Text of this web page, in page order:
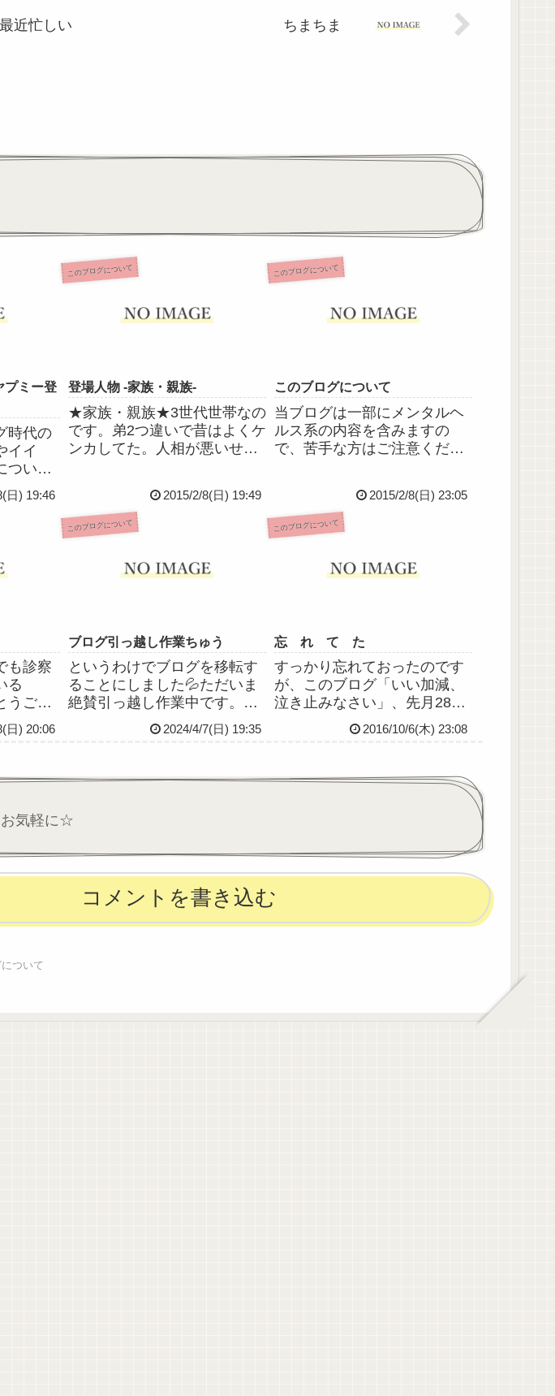
最近忙しい ちまちま
プミー登
時代の
イイ
ついて
すm(_
ー登録
や解除
ださ
日) 19:46
このブログについて
登場人物 ‐家族・親族‐
★家族・親族★3世代世帯なの
です。弟2つ違いで昔はよくケ
ンカしてた。人相が悪いせい
けど。ブレイクダンス、野
球、ラグビー、水泳、ピア
ノ、料理…とだいたい何でも
育学生...
2015/2/8(日) 19:49
このブログについて
このブログについて
当ブログは一部にメンタルヘ
ルス系の内容を含みますの
で、苦手な方はご注意くださ
ています。パスワードについ
てはこちらコメントやイイ
ネ！、ヤプミー登録について
関係者／た...
2015/2/8(日) 23:05
も診察
る
うござ
慮と自
埜寺を
頼もし
齢者
この人
日) 20:06
このブログについて
ブログ引っ越し作業ちゅう
というわけでブログを移転す
ることにしました💦ただいま
絶賛引っ越し作業中です。パ
スワードかけてた記事は消え
てしまってたり、画像が直リ
ひたすら直す作業してます。
だっ...
2024/4/7(日) 19:35
このブログについて
忘 れ て た
すっかり忘れておったのです
が、このブログ「いい加減、
泣き止みなさい」、先月28日
で開設3周年だったんですよ
ね…！訪問してくださる皆さ
です。本当にありがとうござ
います。思い出せばこのブロ
2016/10/6(木) 23:08
気軽に☆
コメントを書き込む
ついて